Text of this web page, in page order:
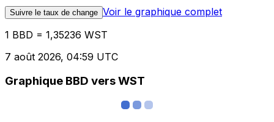
Suivre le taux de change Voir le graphique complet
1 BBD = 1,35236 WST
7 août 2026, 04:59 UTC
Graphique BBD vers WST